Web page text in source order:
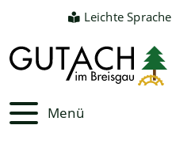
Leichte Sprache
Menü